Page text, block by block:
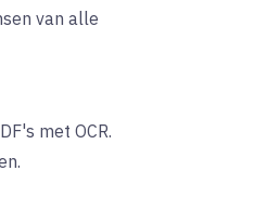
van alle
met OCR.